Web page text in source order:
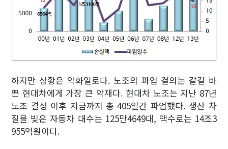
하지만 상황은 악화일로다. 노조의 파업 결의는 갈길 바
쁜 현대차에게 가장 큰 악재다. 현대차 노조는 지난 87년
노조 결성 이후 지금까지 총 405일간 파업했다. 생산 차
질을 빚은 자동차 대수는 125만4649대, 액수로는 14조3
955억원이다.